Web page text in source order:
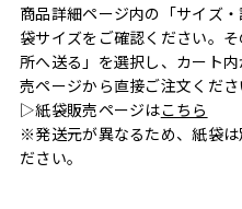
商品詳細ページ内の「サイズ
袋サイズをご確認ください。
所へ送る」を選択し、カート
売ページから直接ご注文くださ
▷紙袋販売ページはこちら
※発送元が異なるため、紙袋
ださい。